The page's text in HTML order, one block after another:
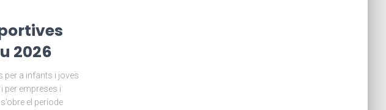
2026
per a infants i joves
per empreses i
el període